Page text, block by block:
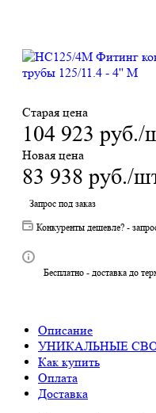
Старая цена
104 923 руб./
Новая цена
83 938 руб./
Запрос под заказ
Конкуренты дешевле? -
Бесплатно - доставка до
Описание
УНИКАЛЬНЫЕ
Как купить
Оплата
Доставка